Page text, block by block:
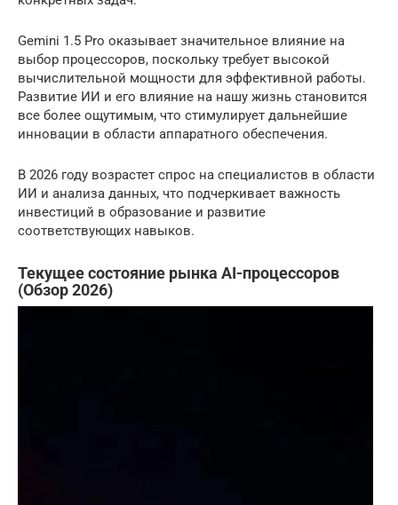
Gemini 1.5 Pro оказывает значительное влияние на
выбор процессоров, поскольку требует высокой
вычислительной мощности для эффективной работы.
Развитие ИИ и его влияние на нашу жизнь становится
все более ощутимым, что стимулирует дальнейшие
инновации в области аппаратного обеспечения.
В 2026 году возрастет спрос на специалистов в области
ИИ и анализа данных, что подчеркивает важность
инвестиций в образование и развитие
соответствующих навыков.
Текущее состояние рынка AI-процессоров
(Обзор 2026)